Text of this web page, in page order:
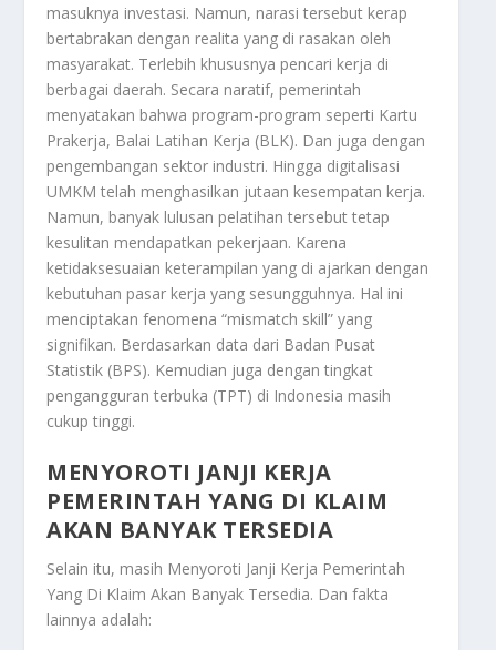
masuknya investasi. Namun, narasi tersebut kerap
bertabrakan dengan realita yang di rasakan oleh
masyarakat. Terlebih khususnya pencari kerja di
berbagai daerah. Secara naratif, pemerintah
menyatakan bahwa program-program seperti Kartu
Prakerja, Balai Latihan Kerja (BLK). Dan juga dengan
pengembangan sektor industri. Hingga digitalisasi
UMKM telah menghasilkan jutaan kesempatan kerja.
Namun, banyak lulusan pelatihan tersebut tetap
kesulitan mendapatkan pekerjaan. Karena
ketidaksesuaian keterampilan yang di ajarkan dengan
kebutuhan pasar kerja yang sesungguhnya. Hal ini
menciptakan fenomena “mismatch skill” yang
signifikan. Berdasarkan data dari Badan Pusat
Statistik (BPS). Kemudian juga dengan tingkat
pengangguran terbuka (TPT) di Indonesia masih
cukup tinggi.
MENYOROTI JANJI KERJA
PEMERINTAH YANG DI KLAIM
AKAN BANYAK TERSEDIA
Selain itu, masih Menyoroti Janji Kerja Pemerintah
Yang Di Klaim Akan Banyak Tersedia. Dan fakta
lainnya adalah: